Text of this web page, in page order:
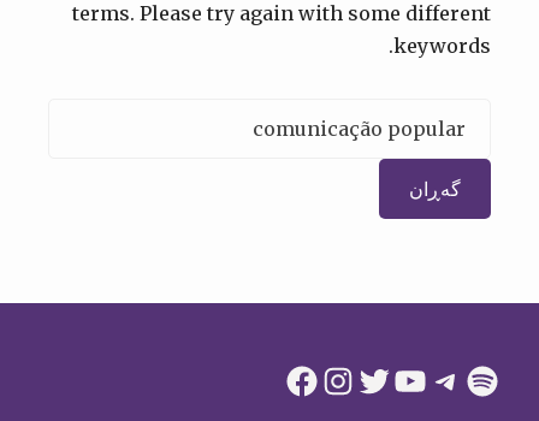
terms. Please try again with some different
keywords.
Spotify
Telegram
YouTube
Twitter
Instagram
Facebook